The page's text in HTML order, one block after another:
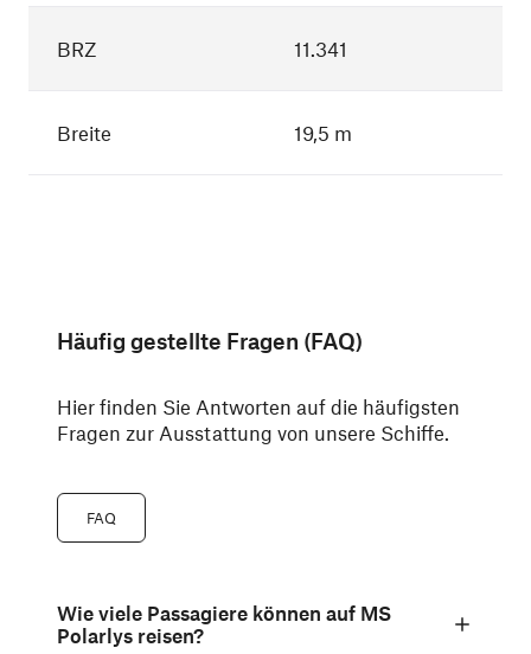
BRZ 11.341
Breite 19,5 m
Häufig gestellte Fragen (FAQ)
Hier finden Sie Antworten auf die häufigsten
Fragen zur Ausstattung von unsere Schiffe.
FAQ
Wie viele Passagiere können auf MS
Polarlys reisen?